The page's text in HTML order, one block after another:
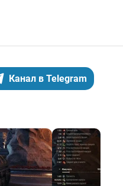
Канал в Telegram